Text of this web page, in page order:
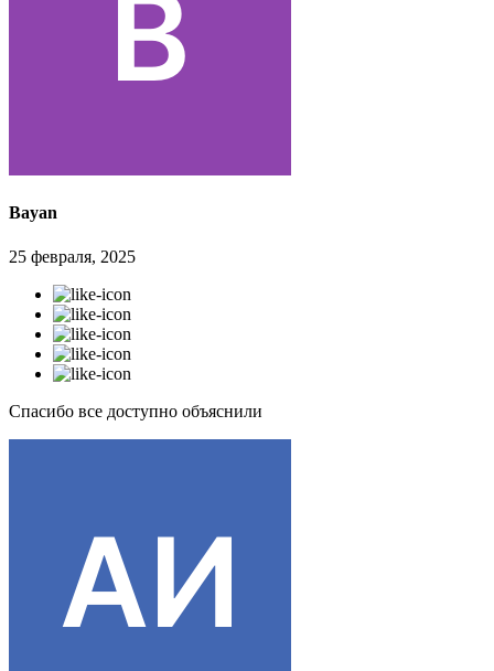
Bayan
25 февраля, 2025
Спасибо все доступно объяснили